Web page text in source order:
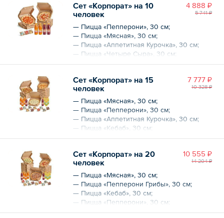
— Горячий ролл «Цезарь» — 8 шт.
Общий вес – 1465 г
4 888 ₽
5 741 ₽
Сет «Корпорат» на 10
человек
— Пицца «Пепперони», 30 см;
— Пицца «Мясная», 30 см;
— Пицца «Аппетитная Курочка», 30 см;
— Пицца «Четыре Сыра», 30 см;
— Пицца «Маргарита», 30 см;
— Ягодный морс, 2 л;
— Облепиховый морс, 2 л;
— Соус «Аджика»;
— Соус «Сырный»;
— Соус «Чесночный».
7 777 ₽
10 328 ₽
Сет «Корпорат» на 15
человек
— Пицца «Мясная», 30 см;
— Пицца «Пепперони», 30 см;
— Пицца «Аппетитная Курочка», 30 см;
— Пицца «Кебаб», 30 см;
— Пицца «Карбонара», 30 см;
— Пицца «Чикен Алоха», 30 см;
— Пицца «Маргарита», 30 см;
— Пицца «Пепперони Грибы», 30 см;
— Пицца «Сливочная», 30 см;
— Ягодный морс, 2 л;
— Облепиховый морс, 3 л;
10 555 ₽
14 204 ₽
Сет «Корпорат» на 20
человек
— Пицца «Мясная», 30 см;
— Пицца «Пепперони Грибы», 30 см;
— Пицца «Кебаб», 30 см;
— Пицца «Пепперони», 30 см;
— Пицца «Аппетитная Курочка», 30 см;